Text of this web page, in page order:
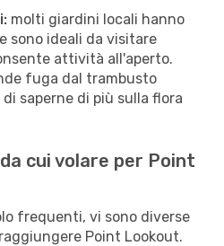
molti giardini locali hanno
sono ideali da visitare
attività all'aperto.
fuga dal trambusto
saperne di più sulla flora
cui volare per Point
frequenti, vi sono diverse
Point Lookout.